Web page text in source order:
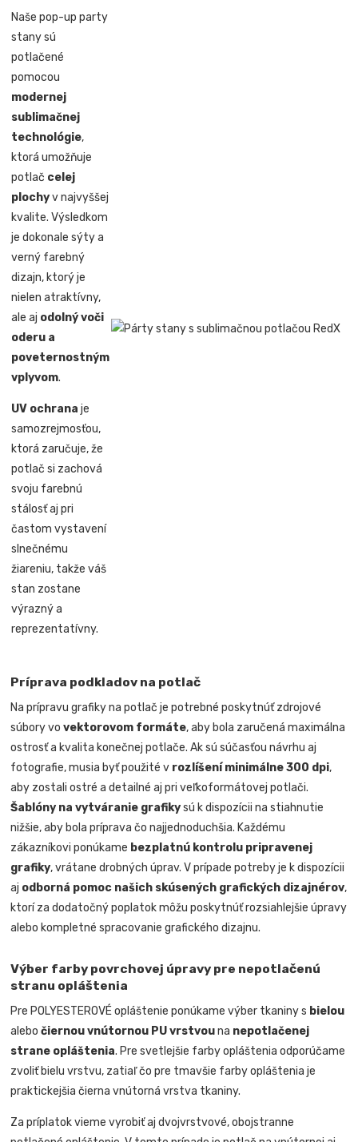
Naše pop-up party
stany sú
potlačené
pomocou
modernej
sublimačnej
technológie,
ktorá umožňuje
potlač celej
plochyv najvyššej
kvalite. Výsledkom
je dokonale sýty a
verný farebný
dizajn, ktorý je
nielen atraktívny,
ale aj odolný voči
oderu a
poveternostným
vplyvom.
UV ochrana je
samozrejmosťou,
ktorá zaručuje, že
potlač si zachová
svoju farebnú
stálosť aj pri
častom vystavení
slnečnému
žiareniu, takže váš
stan zostane
výrazný a
reprezentatívny.
Príprava podkladov na potlač
Na prípravu grafiky na potlač je potrebné poskytnúť zdrojové
súbory vovektorovom formáte, aby bola zaručená maximálna
ostrosť a kvalita konečnej potlače. Ak sú súčasťou návrhu aj
fotografie, musia byť použité v rozlíšení minimálne 300 dpi,
aby zostali ostré a detailné aj pri veľkoformátovej potlači.
Šablóny na vytváranie grafikysú k dispozícii na stiahnutie
nižšie, aby bola príprava čo najjednoduchšia. Každému
zákazníkovi ponúkame bezplatnú kontrolu pripravenej
grafiky, vrátane drobných úprav. V prípade potreby je k dispozícii
aj odborná pomoc našich skúsených grafických dizajnérov,
ktorí za dodatočný poplatok môžu poskytnúť rozsiahlejšie úpravy
alebo kompletné spracovanie grafického dizajnu.
Výber farby povrchovej úpravy pre nepotlačenú
stranu opláštenia
Pre POLYESTEROVÉ opláštenie ponúkame výber tkaniny s bielou
alebočiernou vnútornou PU vrstvouna nepotlačenej
strane opláštenia. Pre svetlejšie farby opláštenia odporúčame
zvoliť bielu vrstvu, zatiaľ čo pre tmavšie farby opláštenia je
praktickejšia čierna vnútorná vrstva tkaniny.
Za príplatok vieme vyrobiť aj dvojvrstvové, obojstranne